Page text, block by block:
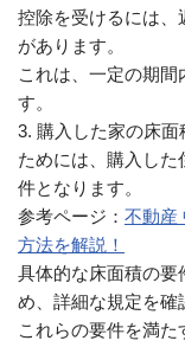
控除を受けるには、
があります。
これは、一定の期
す。
3. 購入した家の床
ためには、購入し
件となります。
参考ページ： 不動産
方法を解説！
具体的な床面積の要
め、詳細な規定を確
これらの要件を満